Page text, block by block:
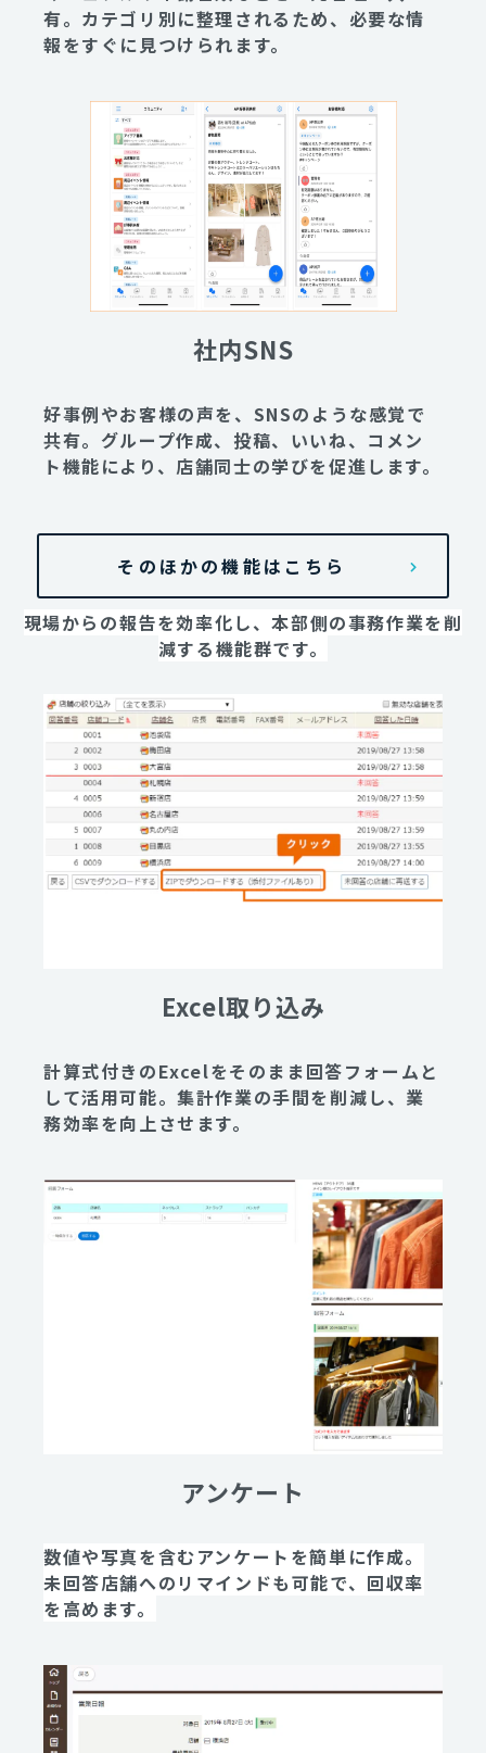
有。カテゴリ別に整理されるため、必要な情
報をすぐに見つけられます。
社内SNS
好事例やお客様の声を、SNSのような感覚で
共有。グループ作成、投稿、いいね、コメン
ト機能により、店舗同士の学びを促進します。
そのほかの機能はこちら
現場からの報告を効率化し、本部側の事務作業を削
減する機能群です。
Excel取り込み
計算式付きのExcelをそのまま回答フォームと
して活用可能。集計作業の手間を削減し、業
務効率を向上させます。
アンケート
数値や写真を含むアンケートを簡単に作成。
未回答店舗へのリマインドも可能で、回収率
を高めます。